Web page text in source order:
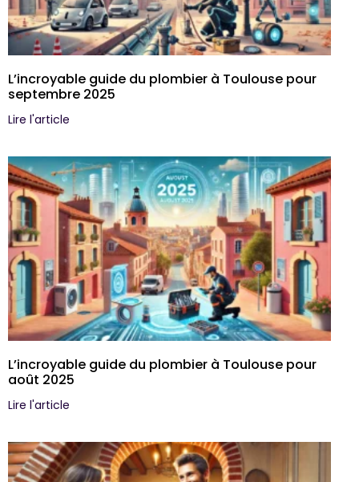
L’incroyable guide du plombier à Toulouse pour
septembre 2025
Lire l'article
L’incroyable guide du plombier à Toulouse pour
août 2025
Lire l'article